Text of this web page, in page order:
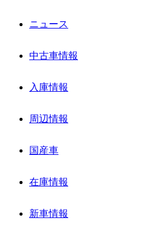
ニュース
中古車情報
入庫情報
周辺情報
国産車
在庫情報
新車情報